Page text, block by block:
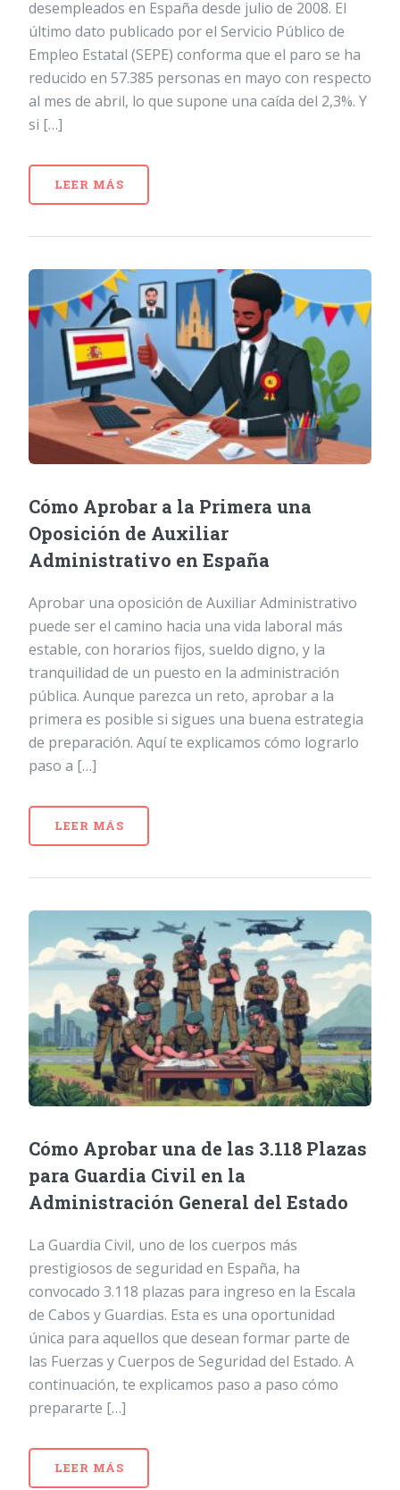
desempleados en España desde julio de 2008. El
último dato publicado por el Servicio Público de
Empleo Estatal (SEPE) conforma que el paro se ha
reducido en 57.385 personas en mayo con respecto
al mes de abril, lo que supone una caída del 2,3%. Y
si […]
LEER MÁS
Cómo Aprobar a la Primera una
Oposición de Auxiliar
Administrativo en España
Aprobar una oposición de Auxiliar Administrativo
puede ser el camino hacia una vida laboral más
estable, con horarios fijos, sueldo digno, y la
tranquilidad de un puesto en la administración
pública. Aunque parezca un reto, aprobar a la
primera es posible si sigues una buena estrategia
de preparación. Aquí te explicamos cómo lograrlo
paso a […]
LEER MÁS
Cómo Aprobar una de las 3.118 Plazas
para Guardia Civil en la
Administración General del Estado
La Guardia Civil, uno de los cuerpos más
prestigiosos de seguridad en España, ha
convocado 3.118 plazas para ingreso en la Escala
de Cabos y Guardias. Esta es una oportunidad
única para aquellos que desean formar parte de
las Fuerzas y Cuerpos de Seguridad del Estado. A
continuación, te explicamos paso a paso cómo
prepararte […]
LEER MÁS